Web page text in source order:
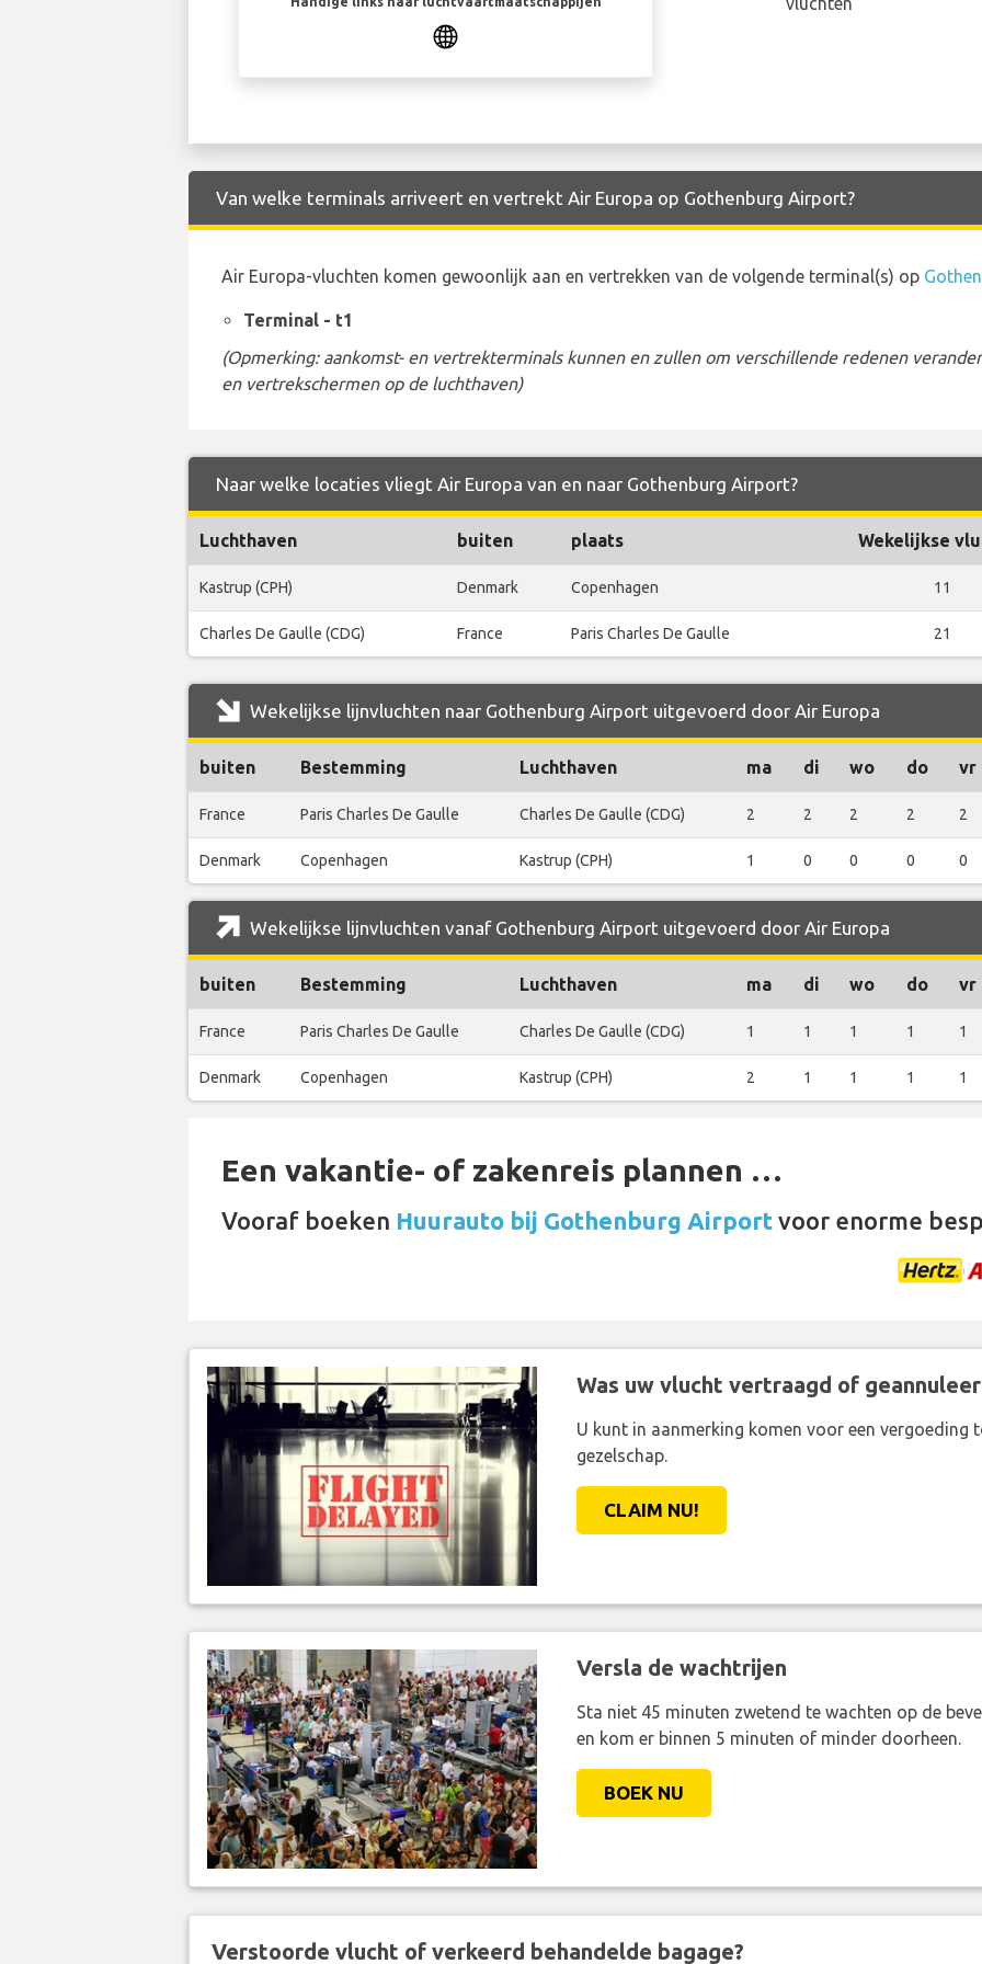
Van welke terminals arriveert en vertrekt Air Europa op Gothenburg Airport?
Air Europa-vluchten komen gewoonlijk aan en vertrekken van de volgende terminal(s) op
Terminal - t1
(Opmerking: aankomst- en vertrekterminals kunnen en zullen om verschillende redenen
en vertrekschermen op de luchthaven)
Naar welke locaties vliegt Air Europa van en naar Gothenburg Airport?
Luchthaven buiten plaats Wekelijkse
Kastrup (CPH) Denmark Copenhagen 11
Charles De Gaulle (CDG) France Paris Charles De Gaulle 21
Wekelijkse lijnvluchten naar Gothenburg Airport uitgevoerd door Air Europa
buiten Bestemming Luchthaven ma di wo do vr
France Paris Charles De Gaulle Charles De Gaulle (CDG) 2 2 2 2 2
Denmark Copenhagen Kastrup (CPH) 1 0 0 0 0
Wekelijkse lijnvluchten vanaf Gothenburg Airport uitgevoerd door Air Europa
buiten Bestemming Luchthaven ma di wo do vr
France Paris Charles De Gaulle Charles De Gaulle (CDG) 1 1 1 1 1
Denmark Copenhagen Kastrup (CPH) 2 1 1 1 1
Een vakantie- of zakenreis plannen …
Vooraf boeken Huurauto bij Gothenburg Airport voor enorme
Was uw vlucht vertraagd of
U kunt in aanmerking komen voor een vergoeding
gezelschap.
CLAIM NU!
Versla de wachtrijen
Sta niet 45 minuten zwetend te wachten op de
en kom er binnen 5 minuten of minder doorheen.
BOEK NU
Verstoorde vlucht of verkeerd behandelde bagage?